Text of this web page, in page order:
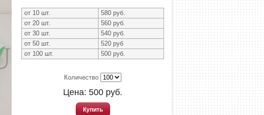
от 10 шт.
580 руб.
от 20 шт.
560 руб.
от 30 шт.
540 руб.
от 50 шт.
520 руб
от 100 шт.
500 руб.
Количество
Цена: 500 руб.
Купить